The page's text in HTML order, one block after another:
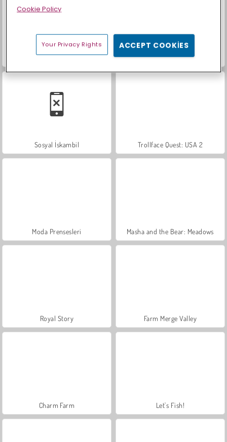
Scala 40 Heroes of Myths
Sosyal İskambil Trollface Quest: USA 2
Moda Prensesleri Masha and the Bear: Meadows
Royal Story Farm Merge Valley
Charm Farm Let's Fish!
Cookie Policy
Your Privacy Rights ACCEPT COOKIES